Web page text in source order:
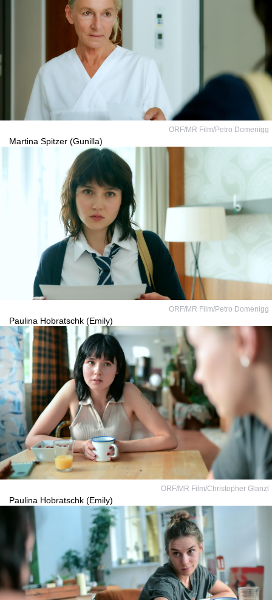
ORF/MR Film/Petro Domenigg
Martina Spitzer (Gunilla)
ORF/MR Film/Petro Domenigg
Paulina Hobratschk (Emily)
ORF/MR Film/Christopher Glanzl
Paulina Hobratschk (Emily)